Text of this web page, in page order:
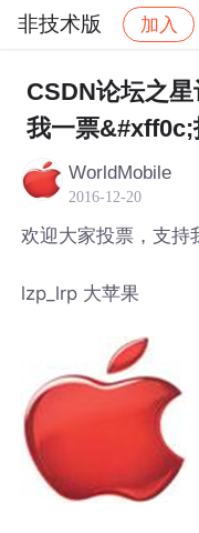
非技术版 加入
社区 非技术版
CSDN论坛之
我一票&#xff0c;
WorldMobile
2016-12-20
欢迎大家投票，支持
lzp_lrp 大苹果